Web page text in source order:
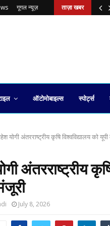
गूगल न्यूज़ ताज़ा खबर
ऑटोमोबाइल्स स्पोर्ट्स
योगी अंतरराष्ट्रीय कृषि विश्वविद्यालय को
अंतरराष्ट्रीय
July 8, 2026